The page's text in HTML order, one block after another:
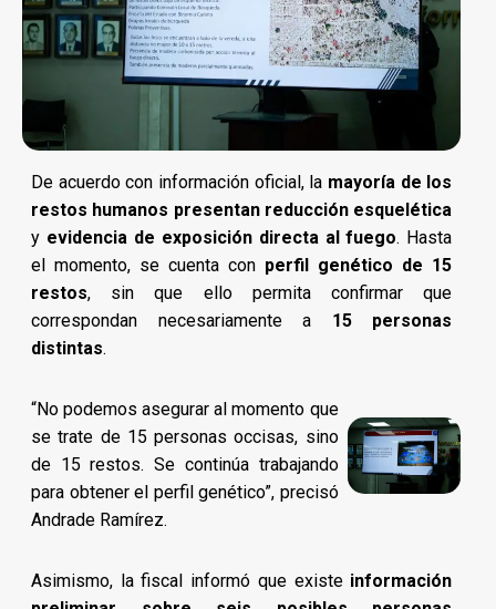
De acuerdo con información oficial, la mayoría de los
restos humanos presentan reducción esquelética
y evidencia de exposición directa al fuego. Hasta
el momento, se cuenta con perfil genético de 15
restos, sin que ello permita confirmar que
correspondan necesariamente a 15 personas
distintas.
“No podemos asegurar al momento que
se trate de 15 personas occisas, sino
de 15 restos. Se continúa trabajando
para obtener el perfil genético”, precisó
Andrade Ramírez.
Asimismo, la fiscal informó que existe información